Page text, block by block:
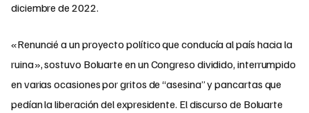
diciembre de 2022.
«Renuncié a un proyecto político que conducía al país hacia la
ruina», sostuvo Boluarte en un Congreso dividido, interrumpido
en varias ocasiones por gritos de “asesina” y pancartas que
pedían la liberación del expresidente. El discurso de Boluarte